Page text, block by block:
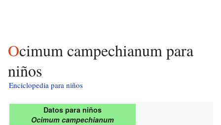
Ocimum campechianum para
niños
Enciclopedia para niños
Datos para niños
Ocimum campechianum